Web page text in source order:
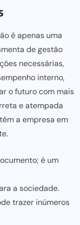
é apenas uma
de gestão
necessárias,
interno,
o futuro com mais
e atempada
a empresa em
é um
a sociedade.
trazer inúmeros